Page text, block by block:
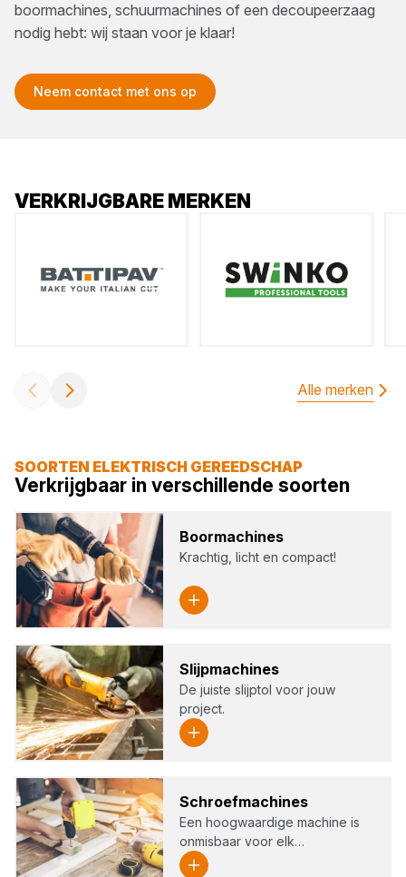
boormachines, schuurmachines of een decoupeerzaag
nodig hebt: wij staan voor je klaar!
Neem contact met ons op
VERKRIJGBARE MERKEN
Alle merken
SOORTEN ELEKTRISCH GEREEDSCHAP
Verkrijgbaar in verschillende soorten
Boor­ma­chi­nes
Krachtig, licht en compact!
Slijp­ma­chi­nes
De juiste slijptol voor jouw
project.
Schroef­ma­chi­nes
Een hoogwaardige machine is
onmisbaar voor elk…